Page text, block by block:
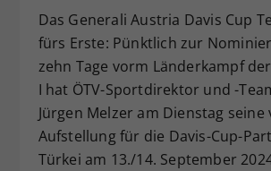
Das Generali Austria Davis Cup
fürs Erste: Pünktlich zur
zehn Tage vorm Länderkampf
I hat ÖTV-Sportdirektor und -
Jürgen Melzer am Dienstag seine
Aufstellung für die Davis-Cup-
Türkei am 13./14. September
Zweck
Dieser Wert speichert
Einstellungen. Unter
zufällig generierte ID,
historische
vorgenommen
Webseiten-Betreiber
hat.